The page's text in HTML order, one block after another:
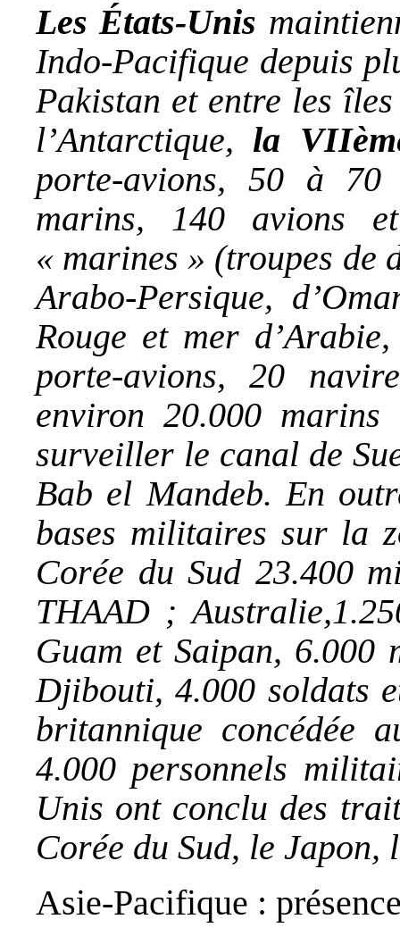
Les États-Unis
Indo-Pacifique depuis
Pakistan et entre les
l’Antarctique, la
porte-avions, 50 à
marins, 140 avions
« marines » (troupes de
Arabo-Persique,
Rouge et mer
porte-avions, 20
environ 20.000 marins
surveiller le canal de
Bab el Mandeb. En
bases militaires sur la
Corée du Sud 23.400
THAAD ;
Guam et Saipan, 6.000
Djibouti, 4.000 soldats
britannique concédée
4.000 personnels
Unis ont conclu des
Corée du Sud, le
Asie-Pacifique :